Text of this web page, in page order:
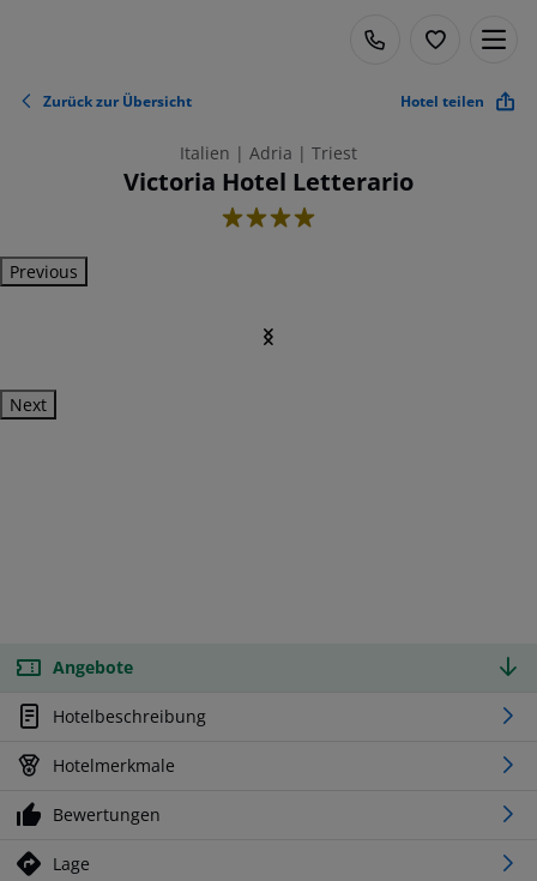
Zurück zur Übersicht Hotel teilen
Italien | Adria | Triest
Victoria Hotel Letterario
4
Previous
Next
Angebote
Hotelbeschreibung
Hotelmerkmale
Bewertungen
Lage